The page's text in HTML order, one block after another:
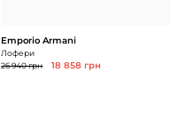
Emporio Armani
Лофери
26 940 грн
18 858 грн